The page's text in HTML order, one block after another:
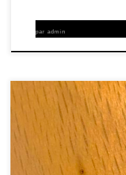
par admin